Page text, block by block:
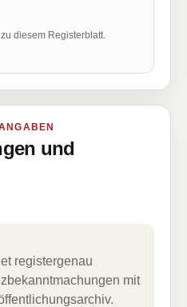
diesem Registerblatt.
und
registergenau
mit